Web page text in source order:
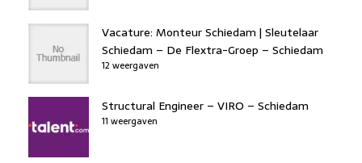
Vacature: Monteur Schiedam | Sleutelaar
Schiedam – De Flextra-Groep – Schiedam
12 weergaven
Structural Engineer – VIRO – Schiedam
11 weergaven